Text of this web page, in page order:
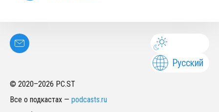
Русский
© 2020–2026 PC.ST
Все о подкастах — podcasts.ru